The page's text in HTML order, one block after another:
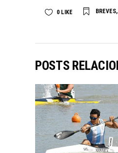
0 LIKE BREVES,
POSTS